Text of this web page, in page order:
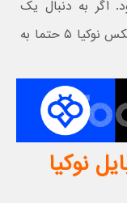
اگر به دنبال یک
میان‌رده خوب هستید، با مشاهده گالری عکس نوکیا ۵ حتما به
نوکیا